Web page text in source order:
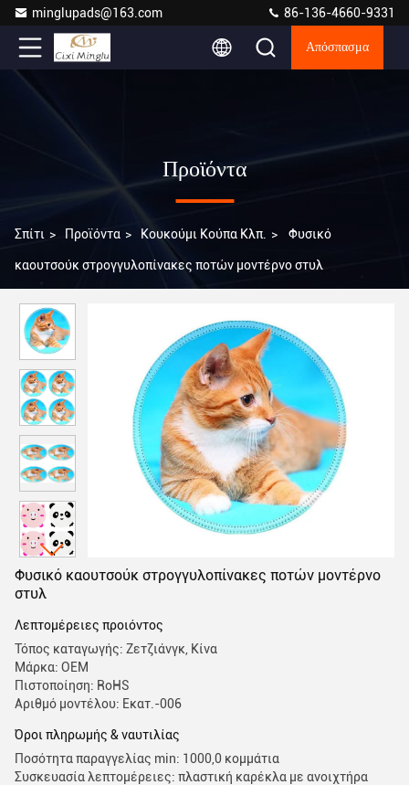
minglupads@163.com 86-136-4660-9331
Απόσπασμα
Προϊόντα
Σπίτι > Προϊόντα > Κουκούμι Κούπα Κλπ. > Φυσικό
καουτσούκ στρογγυλοπίνακες ποτών μοντέρνο στυλ
Φυσικό καουτσούκ στρογγυλοπίνακες ποτών μοντέρνο
στυλ
Λεπτομέρειες προιόντος
Τόπος καταγωγής: Ζετζιάνγκ, Κίνα
Μάρκα: OEM
Πιστοποίηση: RoHS
Αριθμό μοντέλου: Εκατ.-006
Όροι πληρωμής & ναυτιλίας
Ποσότητα παραγγελίας min: 1000,0 κομμάτια
Συσκευασία λεπτομέρειες: πλαστική καρέκλα με ανοιχτήρα